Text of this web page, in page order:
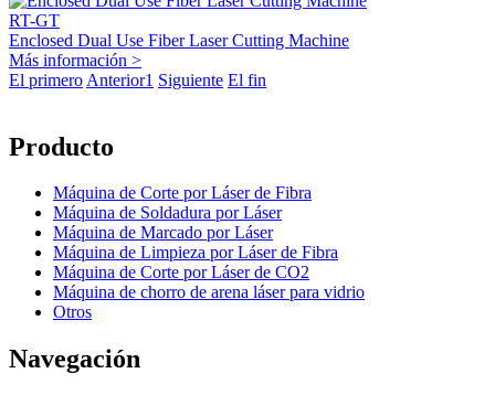
RT-GT
Enclosed Dual Use Fiber Laser Cutting Machine
Más información >
El primero Anterior1 Siguiente El fin
Producto
Máquina de Corte por Láser de Fibra
Máquina de Soldadura por Láser
Máquina de Marcado por Láser
Máquina de Limpieza por Láser de Fibra
Máquina de Corte por Láser de CO2
Máquina de chorro de arena láser para vidrio
Otros
Navegación